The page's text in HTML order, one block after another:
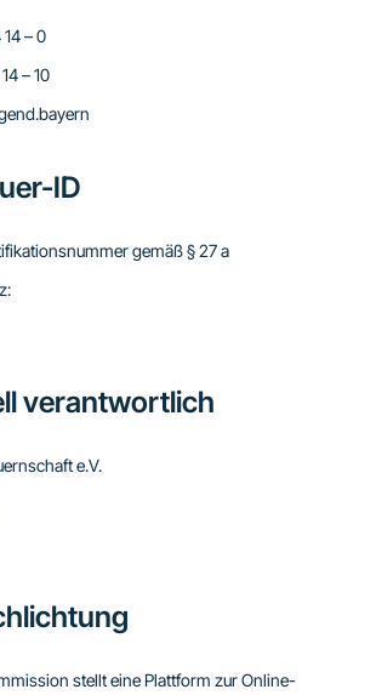
– 0
– 10
ID
gemäß § 27 a
verantwortlich
e.V.
stellt eine Plattform zur Online-